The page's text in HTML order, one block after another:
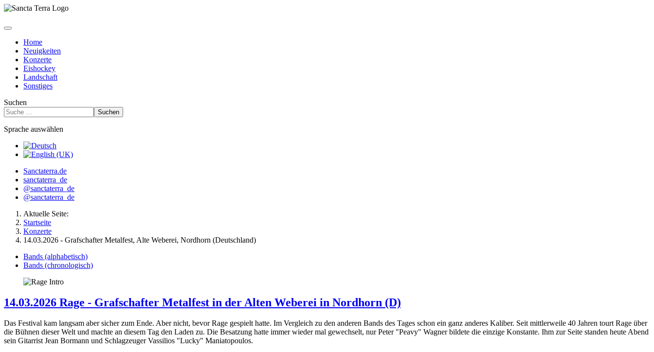
Home
Neuigkeiten
Konzerte
Eishockey
Landschaft
Sonstiges
Suchen
Suchen
Sprache auswählen
Sanctaterra.de
sanctaterra_de
@sanctaterra_de
@sanctaterra_de
Aktuelle Seite:
Startseite
Konzerte
14.03.2026 - Grafschafter Metalfest, Alte Weberei, Nordhorn (Deutschland)
Bands (alphabetisch)
Bands (chronologisch)
14.03.2026 Rage - Grafschafter Metalfest in der Alten Weberei in Nordhorn (D)
Das Festival kam langsam aber sicher zum Ende. Aber nicht, bevor Rage gespielt hatte. Im Vergleich zu den anderen Bands des Tages schon ein ganz anderes Kaliber. Seit mittlerweile 40 Jahren tourt Rage über
die Bühnen dieser Welt und machte an diesem Tag den Laden zu. Die Besatzung hatte immer wieder mal gewechselt, nur Peter "Peavy" Wagner bildete die einzige Konstante. Ihm zur Seite standen heute Abend
sein Gitarrist Jean Bormann und Schlagzeuger Vassilios "Lucky" Maniatopoulos.